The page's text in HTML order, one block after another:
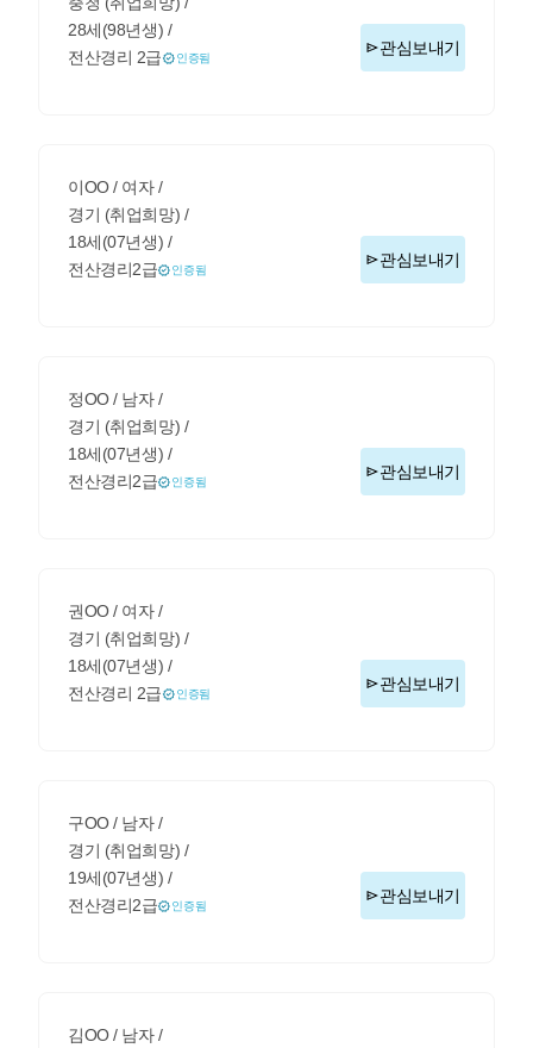
28세(98년생) /
전산경리 2급
인증됨 관심보내기
이OO / 여자 /
경기 (취업희망) /
18세(07년생) /
전산경리2급
인증됨 관심보내기
정OO / 남자 /
경기 (취업희망) /
18세(07년생) /
전산경리2급
인증됨 관심보내기
권OO / 여자 /
경기 (취업희망) /
18세(07년생) /
전산경리 2급
인증됨 관심보내기
구OO / 남자 /
경기 (취업희망) /
19세(07년생) /
전산경리2급
인증됨 관심보내기
김OO / 남자 /